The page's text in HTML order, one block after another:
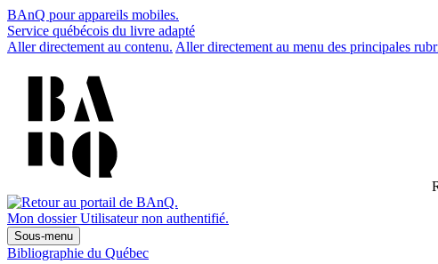
BAnQ pour appareils mobiles.
Service québécois du livre adapté
Aller directement au contenu. Aller directement au menu des principales
Mon dossier Utilisateur non authentifié.
Sous-menu
Bibliographie du Québec